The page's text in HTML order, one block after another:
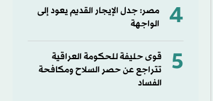
4
مصر: جدل الإيجار القديم يعود إلى
الواجهة
5
قوى حليفة للحكومة العراقية
تتراجع عن حصر السلاح ومكافحة
الفساد